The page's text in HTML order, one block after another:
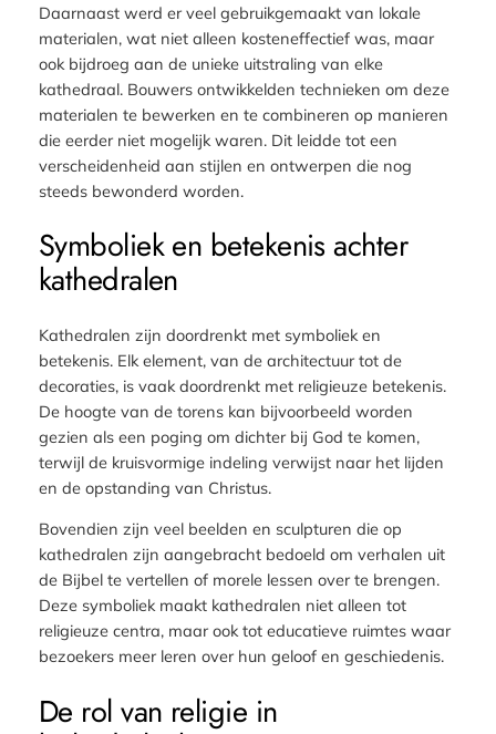
Daarnaast werd er veel gebruikgemaakt van lokale
materialen, wat niet alleen kosteneffectief was, maar
ook bijdroeg aan de unieke uitstraling van elke
kathedraal. Bouwers ontwikkelden technieken om deze
materialen te bewerken en te combineren op manieren
die eerder niet mogelijk waren. Dit leidde tot een
verscheidenheid aan stijlen en ontwerpen die nog
steeds bewonderd worden.
Symboliek en betekenis achter
kathedralen
Kathedralen zijn doordrenkt met symboliek en
betekenis. Elk element, van de architectuur tot de
decoraties, is vaak doordrenkt met religieuze betekenis.
De hoogte van de torens kan bijvoorbeeld worden
gezien als een poging om dichter bij God te komen,
terwijl de kruisvormige indeling verwijst naar het lijden
en de opstanding van Christus.
Bovendien zijn veel beelden en sculpturen die op
kathedralen zijn aangebracht bedoeld om verhalen uit
de Bijbel te vertellen of morele lessen over te brengen.
Deze symboliek maakt kathedralen niet alleen tot
religieuze centra, maar ook tot educatieve ruimtes waar
bezoekers meer leren over hun geloof en geschiedenis.
De rol van religie in